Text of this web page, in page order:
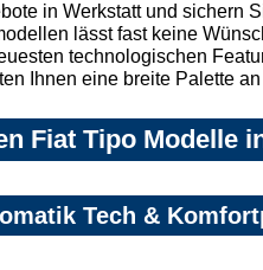
in Werkstatt und sichern
lässt fast keine
technologischen
Ihnen eine breite Palette
Fiat Tipo Modelle
Tech &